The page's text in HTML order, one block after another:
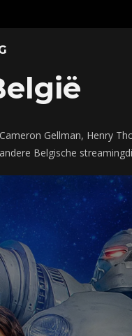
Gellman, Henry
Belgische